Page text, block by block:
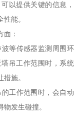
以提供关键的信息，
能。
：
等传感器监测周围环
吊工作范围时，系统
施。
工作范围时，会自动
发生碰撞。